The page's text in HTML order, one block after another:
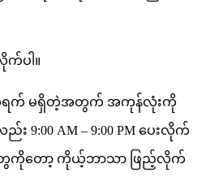
က်ပါ။
တ်ရက် မရှိတဲ့အတွက် အကုန်လုံးကို
း 9:00 AM – 9:00 PM ပေးလိုက်
ေကိုတော့ ကိုယ့်ဘာသာ ဖြည့်လိုက်